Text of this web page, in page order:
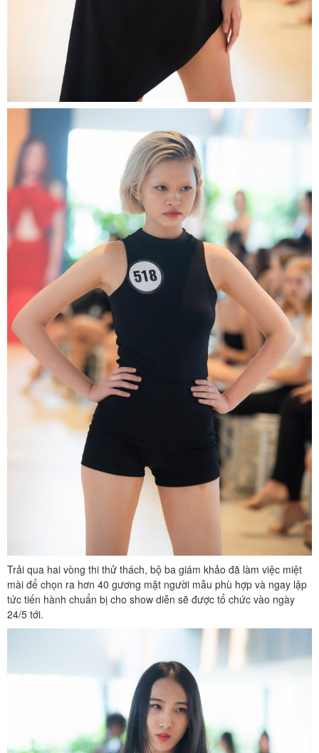
Trải qua hai vòng thi thử thách, bộ ba giám khảo đã làm việc miệt
mài để chọn ra hơn 40 gương mặt người mẫu phù hợp và ngay lập
tức tiến hành chuẩn bị cho show diễn sẽ được tổ chức vào ngày
24/5 tới.